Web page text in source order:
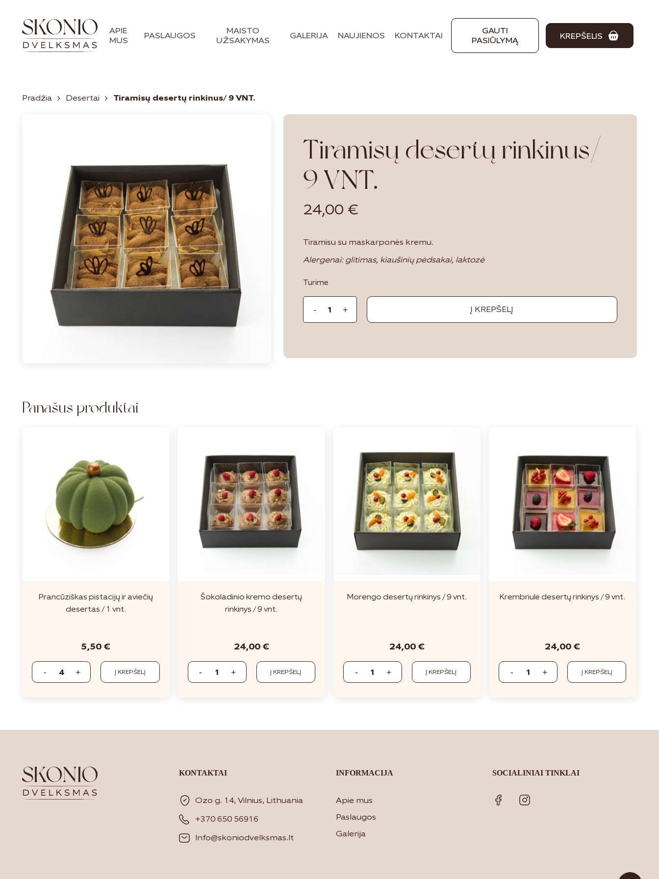
GAUTI
PASIŪLYMĄ
KREPŠELIS
APIE
MUS
PASLAUGOS
MAISTO
UŽSAKYMAS
GALERIJA NAUJIENOS KONTAKTAI
Close
Cart
Pradžia Desertai Tiramisų desertų rinkinus/ 9 VNT.
Tiramisų desertų rinkinus/
9 VNT.
24,00 €
Tiramisu su maskarponės kremu.
Alergenai: glitimas, kiaušinių pėdsakai, laktozė
Turime
Į KREPŠELĮ
Panašūs produktai
Prancūziškas pistacijų ir aviečių
desertas / 1 vnt.
Į KREPŠELĮ
5,50 €
Šokoladinio kremo desertų
rinkinys / 9 vnt.
Į KREPŠELĮ
24,00 €
Morengo desertų rinkinys / 9 vnt.
Į KREPŠELĮ
24,00 €
Krembriulė desertų rinkinys / 9 vnt.
Į KREPŠELĮ
24,00 €
KONTAKTAI
Ozo g. 14, Vilnius, Lithuania
+370 650 56916
Info@skoniodvelksmas.lt
INFORMACIJA
Apie mus
Paslaugos
Galerija
SOCIALINIAI TINKLAI